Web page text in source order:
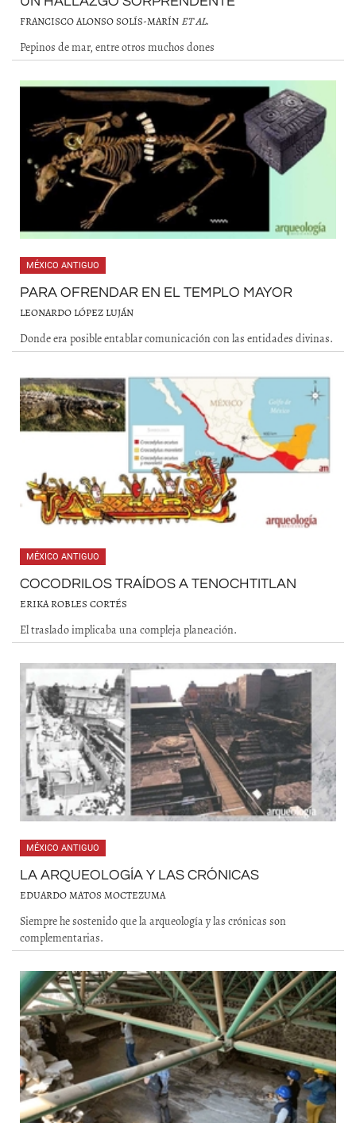
FRANCISCO ALONSO SOLÍS-MARÍN ET AL.
Pepinos de mar, entre otros muchos dones
MÉXICO ANTIGUO
PARA OFRENDAR EN EL TEMPLO MAYOR
LEONARDO LÓPEZ LUJÁN
Donde era posible entablar comunicación con las entidades divinas.
MÉXICO ANTIGUO
COCODRILOS TRAÍDOS A TENOCHTITLAN
ERIKA ROBLES CORTÉS
El traslado implicaba una compleja planeación.
MÉXICO ANTIGUO
LA ARQUEOLOGÍA Y LAS CRÓNICAS
EDUARDO MATOS MOCTEZUMA
Siempre he sostenido que la arqueología y las crónicas son
complementarias.